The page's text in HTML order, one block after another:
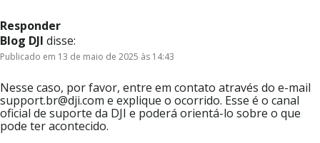
Responder
Blog DJI disse:
Publicado em 13 de maio de 2025 às 14:43
Nesse caso, por favor, entre em contato através do e-mail
support.br@dji.com e explique o ocorrido. Esse é o canal
oficial de suporte da DJI e poderá orientá-lo sobre o que
pode ter acontecido.